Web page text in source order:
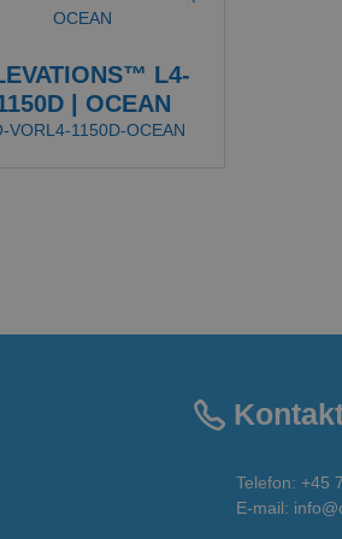
L4-
| OCEAN
VORL4-1150D-OCEAN
Telefon: +45
E-mail: